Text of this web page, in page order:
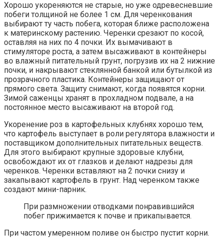
Хорошо укореняются не старые, но уже одревесневшие
побеги толщиной не более 1 см. Для черенкования
выбирают ту часть побега, которая ближе расположена
к материнскому растению. Черенки срезают по косой,
оставляя на них по 4 почки. Их вымачивают в
стимуляторе роста, а затем высаживают в контейнеры
во влажный питательный грунт, погрузив их на 2 нижние
почки, и накрывают стеклянной банкой или бутылкой из
прозрачного пластика. Контейнеры защищают от
прямого света. Защиту снимают, когда появятся корни.
Зимой саженцы хранят в прохладном подвале, а на
постоянное место высаживают на второй год.
Укоренение роз в картофельных клубнях хорошо тем,
что картофель выступает в роли регулятора влажности и
поставщиком дополнительных питательных веществ.
Для этого выбирают крупные здоровые клубни,
освобождают их от глазков и делают надрезы для
черенков. Черенки вставляют на 2 почки снизу и
закапывают картофель в грунт. Над черенком также
создают мини-парник.
При размножении отводками понравившийся
побег прижимается к почве и прикапывается.
При частом умеренном поливе он быстро пустит корни.